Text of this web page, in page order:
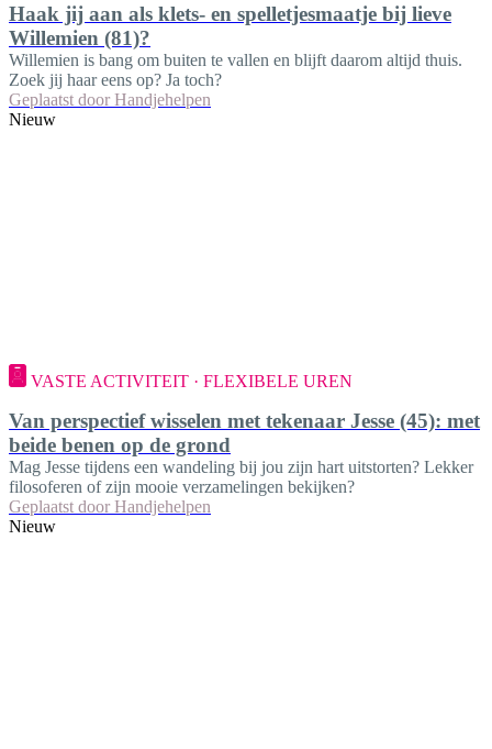
Haak jij aan als klets- en spelletjesmaatje bij lieve
Willemien (81)?
Willemien is bang om buiten te vallen en blijft daarom altijd thuis.
Zoek jij haar eens op? Ja toch?
Geplaatst door Handjehelpen
Nieuw
VASTE ACTIVITEIT · FLEXIBELE UREN
Van perspectief wisselen met tekenaar Jesse (45): met
beide benen op de grond
Mag Jesse tijdens een wandeling bij jou zijn hart uitstorten? Lekker
filosoferen of zijn mooie verzamelingen bekijken?
Geplaatst door Handjehelpen
Nieuw